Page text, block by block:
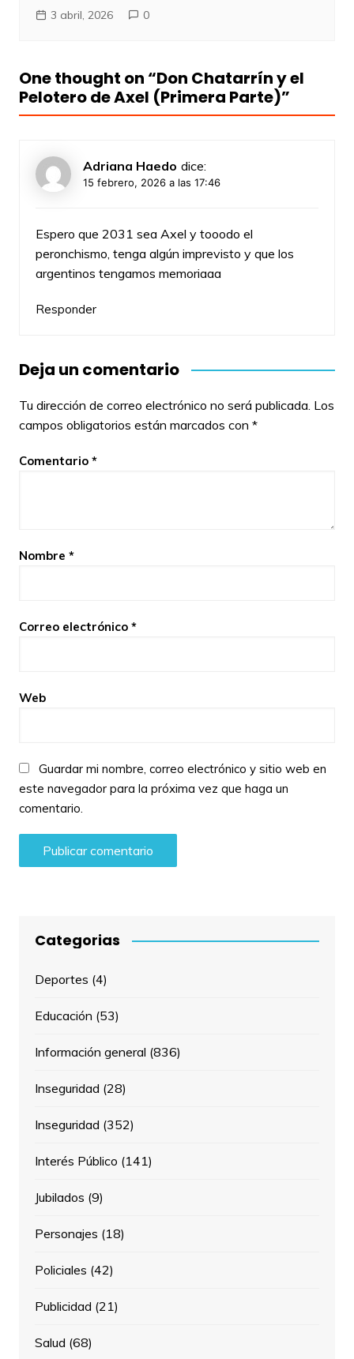
3 abril, 2026 0
One thought on “Don Chatarrín y el
Pelotero de Axel (Primera Parte)”
Adriana Haedo dice:
15 febrero, 2026 a las 17:46
Espero que 2031 sea Axel y tooodo el
peronchismo, tenga algún imprevisto y que los
argentinos tengamos memoriaaa
Responder
Deja un comentario
Tu dirección de correo electrónico no será publicada. Los
campos obligatorios están marcados con *
Comentario *
Nombre *
Correo electrónico *
Web
Guardar mi nombre, correo electrónico y sitio web en
este navegador para la próxima vez que haga un
comentario.
Categorias
Deportes (4)
Educación (53)
Información general (836)
Inseguridad (28)
Inseguridad (352)
Interés Público (141)
Jubilados (9)
Personajes (18)
Policiales (42)
Publicidad (21)
Salud (68)